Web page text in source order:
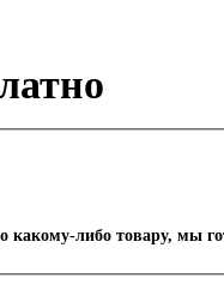
какому-либо товару, мы